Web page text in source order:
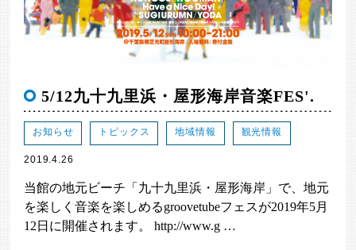
5/12九十九里浜・屋形海岸音楽FES'.
お知らせ トピックス 地域情報 観光情報
2019.4.26
当館の地元ビーチ「九十九里浜・屋形海岸」で、地元
を楽しく音楽を楽しめるgroovetubeフェスが2019年5月
12日に開催されます。 http://www.g …